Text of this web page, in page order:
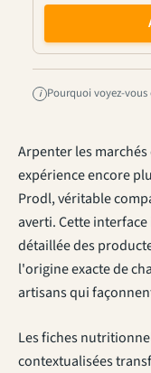
i Pourquoi voyez-vous
Arpenter les
expérience encore
Prodl, véritable
averti. Cette
détaillée des
l'origine exacte de
artisans qui
Les fiches
contextualisées